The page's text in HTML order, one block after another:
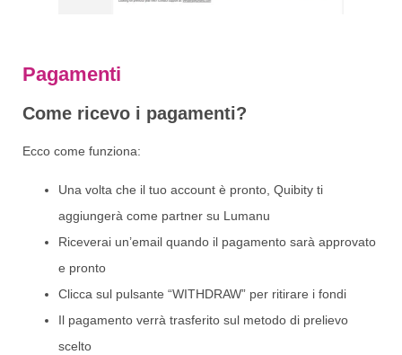
Pagamenti
Come ricevo i pagamenti?
Ecco come funziona:
Una volta che il tuo account è pronto, Quibity ti
aggiungerà come partner su Lumanu
Riceverai un’email quando il pagamento sarà approvato
e pronto
Clicca sul pulsante “WITHDRAW” per ritirare i fondi
Il pagamento verrà trasferito sul metodo di prelievo
scelto